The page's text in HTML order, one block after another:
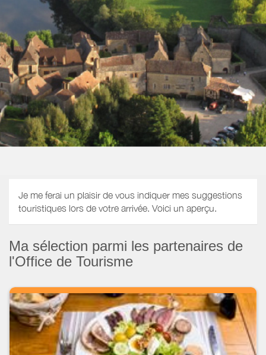
Je me ferai un plaisir de vous indiquer mes suggestions
touristiques lors de votre arrivée. Voici un aperçu.
Ma sélection parmi les partenaires de
l'Office de Tourisme